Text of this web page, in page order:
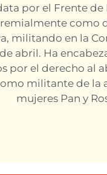
por el Frente
como
militando en la
abril. Ha
por el derecho al
militante de la
mujeres Pan y